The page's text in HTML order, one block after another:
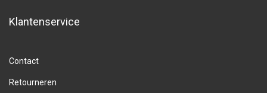
Klantenservice
Contact
Retourneren